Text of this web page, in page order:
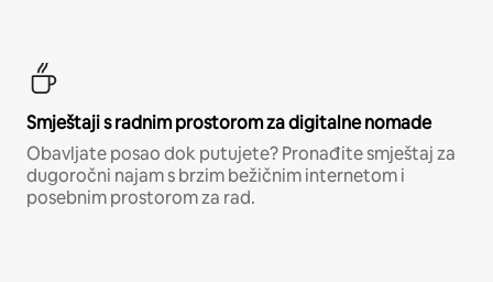
Smještaji s radnim prostorom za digitalne nomade
Obavljate posao dok putujete? Pronađite smještaj za
dugoročni najam s brzim bežičnim internetom i
posebnim prostorom za rad.